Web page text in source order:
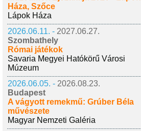
Háza, Szőce
Lápok Háza
2026.06.11. - 2027.06.27.
Szombathely
Római játékok
Savaria Megyei Hatókörű Városi
Múzeum
2026.06.05. - 2026.08.23.
Budapest
A vágyott remekmű: Grúber Béla
művészete
Magyar Nemzeti Galéria